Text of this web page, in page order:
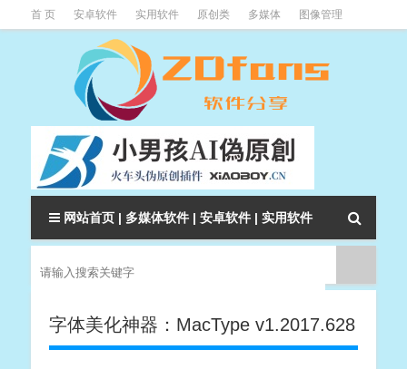
首 页 安卓软件 实用软件 原创类 多媒体 图像管理
下载类
网站首页 | 多媒体软件 | 安卓软件 | 实用软件
字体美化神器：MacType v1.2017.628